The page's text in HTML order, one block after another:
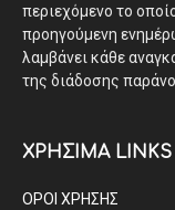
περιεχόμενο το
προηγούμενη
λαμβάνει κάθε
της διάδοσης
ΧΡΗΣΙΜΑ LINKS
ΟΡΟΙ ΧΡΗΣΗΣ